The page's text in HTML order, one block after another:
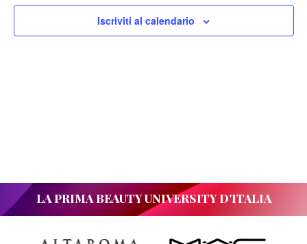
Iscriviti al calendario
LA PRIMA BEAUTY UNIVERSITY D'ITALIA